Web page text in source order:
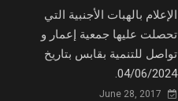
الإعلام بالهبات الأجنبية التي
تحصلت عليها جمعية إعمار و
تواصل للتنمية بقابس بتاريخ
04/06/2024.